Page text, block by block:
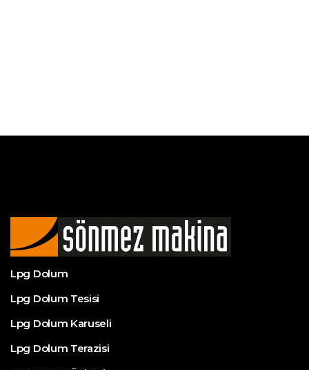
Lpg Dolum
Lpg Dolum Tesisi
Lpg Dolum Karuseli
Lpg Dolum Terazisi